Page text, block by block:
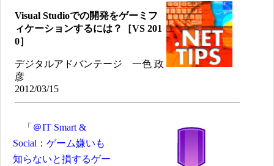
Visual Studioでの開発をゲーミフ
ィケーションするには？［VS 201
0］
デジタルアドバンテージ 一色 政
彦
2012/03/15
「 ＠IT Smart &
Social：ゲーム嫌いも
知らないと損するゲー